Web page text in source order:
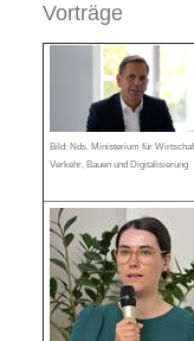
Vorträge
Bild: Nds. Ministerium für
Verkehr, Bauen und Digitalisierung